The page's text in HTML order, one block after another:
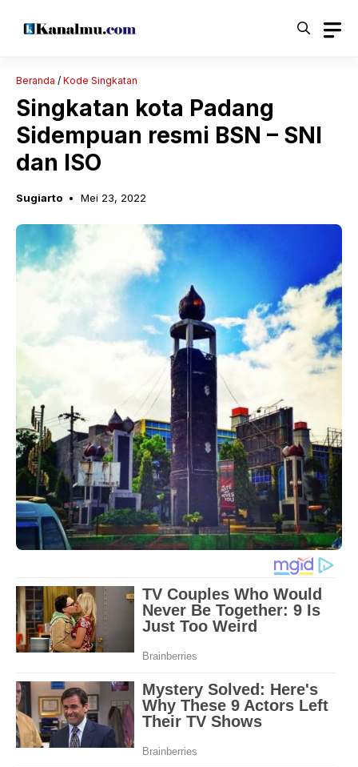
Beranda / Kode Singkatan
Singkatan kota Padang
Sidempuan resmi BSN – SNI
dan ISO
Sugiarto Mei 23, 2022